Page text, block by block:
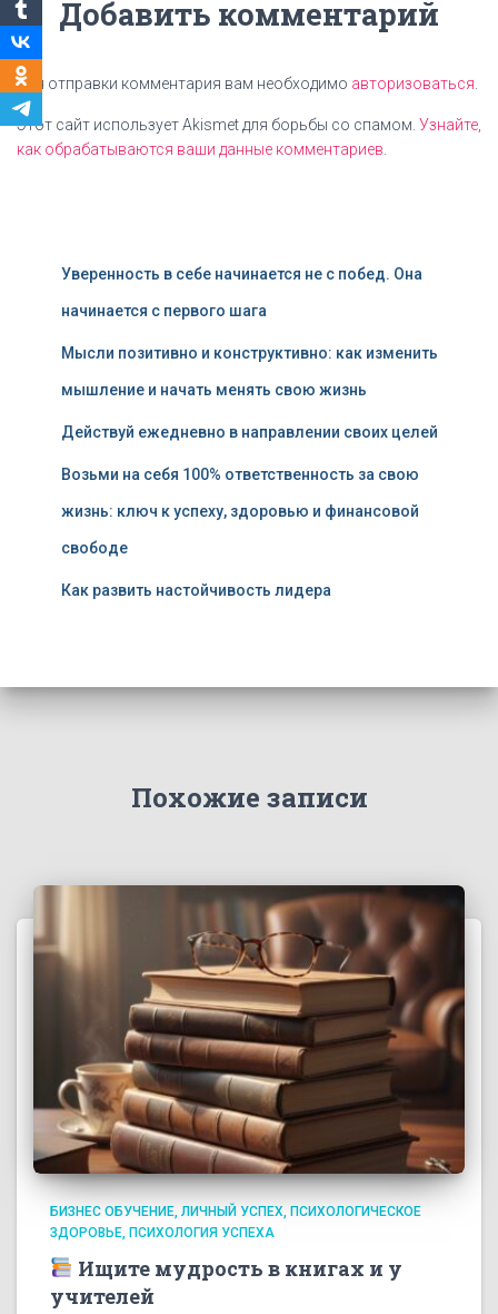
Добавить комментарий
Для отправки комментария вам необходимо авторизоваться
Этот сайт использует Akismet для борьбы со спамом. Узнайте,
как обрабатываются ваши данные комментариев
Уверенность в себе начинается не с побед. Она
начинается с первого шага
Мысли позитивно и конструктивно: как изменить
мышление и начать менять свою жизнь
Действуй ежедневно в направлении своих целей
Возьми на себя 100% ответственность за свою
жизнь: ключ к успеху, здоровью и финансовой
свободе
Как развить настойчивость лидера
Похожие записи
БИЗНЕС ОБУЧЕНИЕ ЛИЧНЫЙ УСПЕХ ПСИХОЛОГИЧЕСКОЕ
ЗДОРОВЬЕ ПСИХОЛОГИЯ УСПЕХА
Ищите мудрость в книгах и у
учителей